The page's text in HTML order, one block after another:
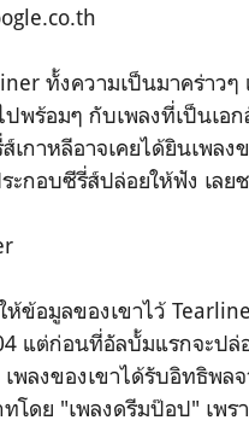
ทั้งความเป็นมาคร่าวๆ
พร้อมๆ กับเพลงที่เป็นเอ
กาหลีอาจเคยได้ยินเพลง
ะกอบซีรี่ส์ปล่อยให้ฟัง เลย
ห้ข้อมูลของเขาไว้
แต่ก่อนที่อัลบั้มแรกจะปล่
พลงของเขาได้รับอิทธิพ
ทโดย "เพลงดรีมป๊อป" เพ